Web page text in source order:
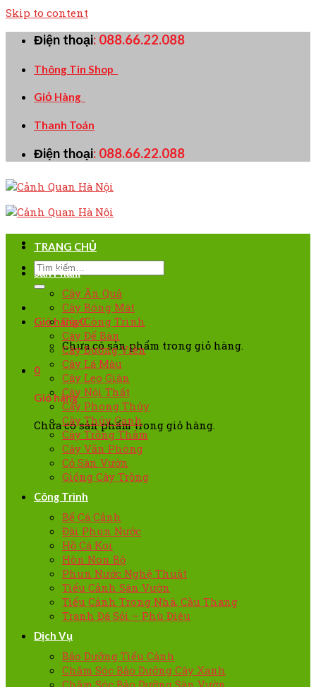
Skip to content
Điện thoại: 088.66.22.088
Thông Tin Shop
Giỏ Hàng
Thanh Toán
Điện thoại: 088.66.22.088
Giỏ hàng0
Chưa có sản phẩm trong giỏ hàng.
0
Giỏ hàng
Chưa có sản phẩm trong giỏ hàng.
TRANG CHỦ
Sản Phẩm
Cây Ăn Quả
Cây Bóng Mát
Cây Công Trình
Cây Để Bàn
Cây Đường Viền
Cây Lá Màu
Cây Leo Giàn
Cây Nội Thất
Cây Phong Thủy
Cây Thủy Canh
Cây Trồng Thảm
Cây Văn Phòng
Cỏ Sân Vườn
Giống Cây Trồng
Công Trình
Bể Cá Cảnh
Đài Phun Nước
Hồ Cá Koi
Hòn Non Bộ
Phun Nước Nghệ Thuật
Tiểu Cảnh Sân Vườn
Tiểu Cảnh Trong Nhà, Cầu Thang
Tranh Đá Sỏi – Phù Điêu
Dịch Vụ
Bảo Dưỡng Tiểu Cảnh
Chăm Sóc Bảo Dưỡng Cây Xanh
Chăm Sóc Bảo Dưỡng Sân Vườn